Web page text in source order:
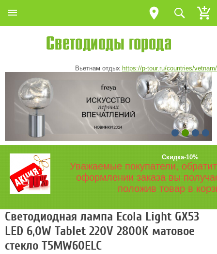
Вьетнам отдых https://p-tour.ru/countries/vetnam/
Скидка-10%
Уважаемые покупатели,
оформлении заказа вы
положив товар в
Светодиодная лампа Ecola Light GX53
LED 6,0W Tablet 220V 2800K матовое
стекло T5MW60ELC